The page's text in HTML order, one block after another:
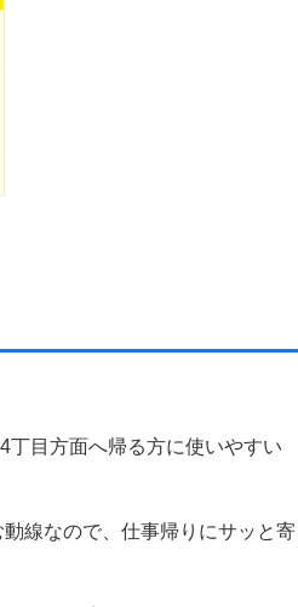
丁目方面へ帰る方に使いやすい
線なので、仕事帰りにサッと寄